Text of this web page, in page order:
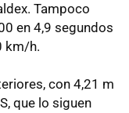
Tampoco
en 4,9 segundos
km/h.
con 4,21 m
que lo siguen